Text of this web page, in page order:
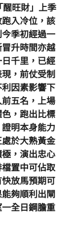
旺財」上季
入冷位，該
季初經過一
升時間亦越
千里，已經
，前仗受制
因素影響下
五名，上場
，跑出比標
明本身能力
於大熟黃金
，演出忠心
置中可佔取
放馬預期可
夠順利出閘
全日鋼膽重